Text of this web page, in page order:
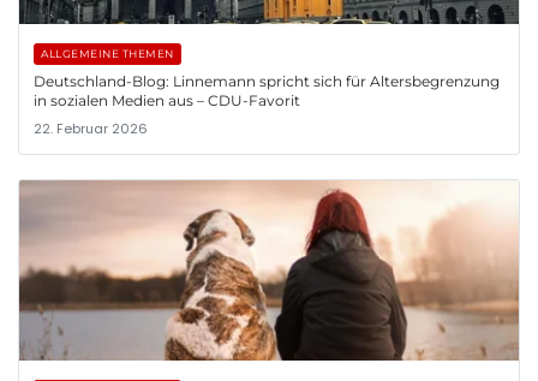
ALLGEMEINE THEMEN
Deutschland-Blog: Linnemann spricht sich für Altersbegrenzung
in sozialen Medien aus – CDU-Favorit
22. Februar 2026